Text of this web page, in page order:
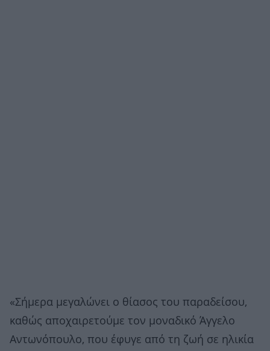
«Σήμερα μεγαλώνει ο θίασος του παραδείσου,
καθώς αποχαιρετούμε τον μοναδικό Άγγελο
Αντωνόπουλο, που έφυγε από τη ζωή σε ηλικία